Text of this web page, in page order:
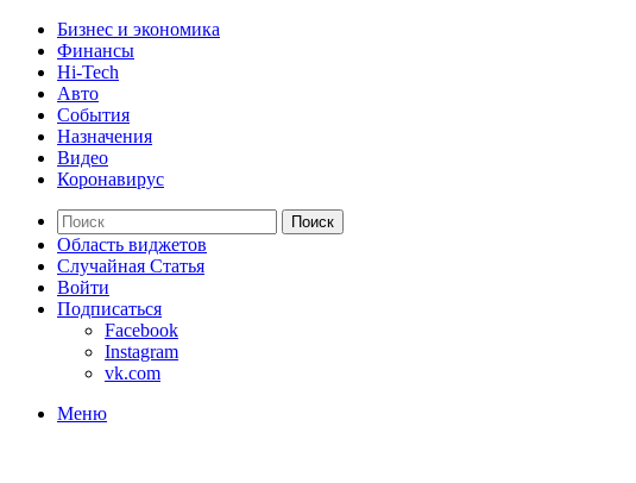
Бизнес и экономика
Финансы
Hi-Tech
Авто
События
Назначения
Видео
Коронавирус
Поиск
Область виджетов
Случайная Статья
Войти
Подписаться
Facebook
Instagram
vk.com
Меню